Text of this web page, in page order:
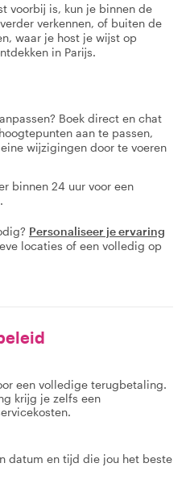
voorbij is, kun je binnen de
verkennen, of buiten de
waar je host je wijst op
in Parijs.
Boek direct en chat
aan te passen,
wijzigingen door te voeren
binnen 24 uur voor een
Personaliseer je ervaring
locaties of een volledig op
een volledige terugbetaling.
krijg je zelfs een
datum en tijd die jou het beste